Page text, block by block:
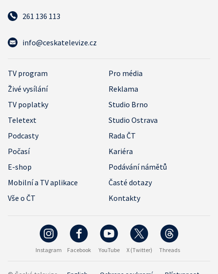
261 136 113
info@ceskatelevize.cz
TV program
Pro média
Živé vysílání
Reklama
TV poplatky
Studio Brno
Teletext
Studio Ostrava
Podcasty
Rada ČT
Počasí
Kariéra
E-shop
Podávání námětů
Mobilní a TV aplikace
Časté dotazy
Vše o ČT
Kontakty
Instagram Facebook YouTube X (Twitter) Threads